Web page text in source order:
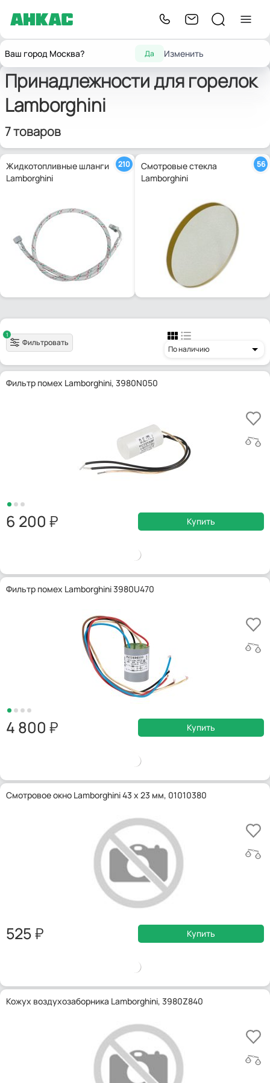
Ваш город Москва? Да Изменить
Главнаягорелок
горелок
Принадлежности для горелок
Lamborghini
7 товаров
Жидкотопливные шланги
Lamborghini
210
Смотровые стекла
Lamborghini
56
1
Фильтровать
По наличию
Фильтр помех Lamborghini, 3980N050
6 200 Купить
Фильтр помех Lamborghini 3980U470
4 800 Купить
Смотровое окно Lamborghini 43 x 23 мм, 01010380
525 Купить
Кожух воздухозаборника Lamborghini, 3980Z840